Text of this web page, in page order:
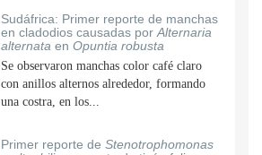
Sudáfrica: Primer reporte de manchas
en cladodios causadas por Alternaria
alternata en Opuntia robusta
Se observaron manchas color café claro
con anillos alternos alrededor, formando
una costra, en los...
Primer reporte de Stenotrophomonas